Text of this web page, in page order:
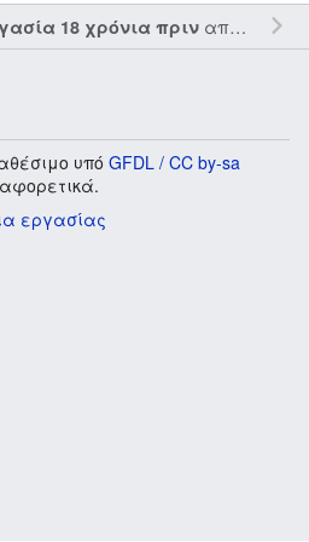
18 χρόνια πριναπό τον την
υπό GFDL / CC by-sa
εργασίας